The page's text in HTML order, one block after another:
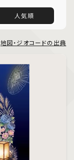
人気順
地図・ジオコードの出典